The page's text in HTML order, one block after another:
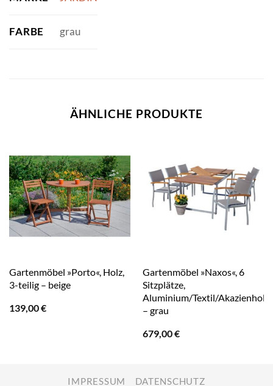
FARBE grau
ÄHNLICHE PRODUKTE
Gartenmöbel »Porto«, Holz,
3-teilig – beige
139,00€
Gartenmöbel »Naxos«, 6
Sitzplätze,
Aluminium/Textil/Akazienholz
– grau
679,00€
IMPRESSUM DATENSCHUTZ